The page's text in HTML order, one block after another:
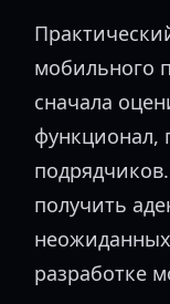
мобильного
сначала
функционал,
получить
неожиданных
разработке